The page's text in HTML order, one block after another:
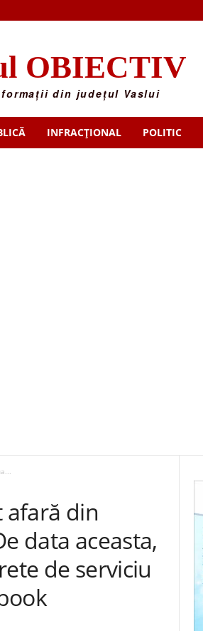
OBIECTIV
din județul Vaslui
INFRACȚIONAL POLITIC
afară din
data aceasta,
de serviciu